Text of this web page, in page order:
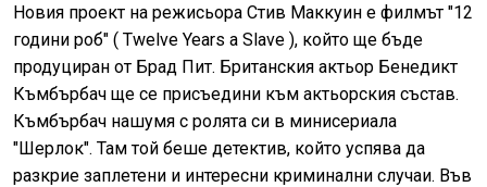
Новия проект на режисьора Стив Маккуин е филмът "12
години роб" ( Twelve Years a Slave ), който ще бъде
продуциран от Брад Пит. Британския актьор Бенедикт
Къмбърбач ще се присъедини към актьорския състав.
Къмбърбач нашумя с ролята си в минисериала
"Шерлок". Там той беше детектив, който успява да
разкрие заплетени и интересни криминални случаи. Във